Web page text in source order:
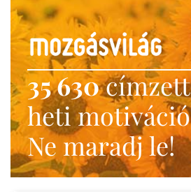
35 630címzett
heti motiváció
Ne maradj le!